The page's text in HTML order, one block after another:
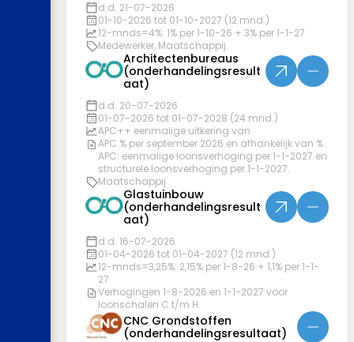
d.d. 21-07-2026
01-10-2026 tot 01-10-2027 (12 mnd.)
12-mnds=4%: 1% per 1-10-26 + 3% per 1-1-27
Medewerker, Maatschappij
Architectenbureaus
(onderhandelingsresult
aat)
d.d. 20-07-2026
01-07-2026 tot 01-07-2028 (24 mnd.)
APC++ eenmalige uitkering van
APC % per september 2026 en afhankelijk van %
APC: eenmalige loonsverhoging per 1-1-2027 en
structurele loonsverhoging per 1-1-2027.
Maatschappij
Glastuinbouw
(onderhandelingsresult
aat)
d.d. 16-07-2026
01-04-2026 tot 01-04-2027 (12 mnd.)
12-mnds=3,25%: 2,15% per 1-8-26 + 1,1% per 1-1-
27
Verhogingen 1-8-2026 en 1-1-2027 voor
loonschalen C t/m H.
CNC Grondstoffen
(onderhandelingsresultaat)